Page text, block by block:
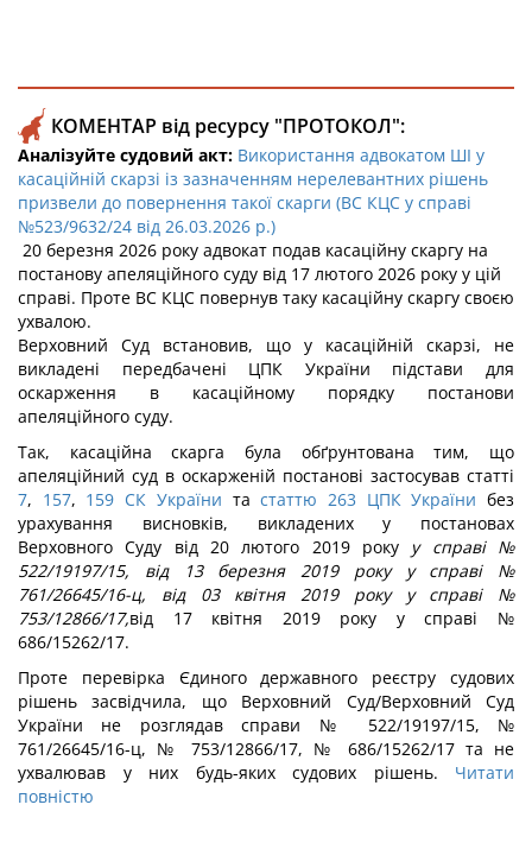
КОМЕНТАР від ресурсу "ПРОТОКОЛ":
Аналізуйте судовий акт: Використання адвокатом ШІ у
касаційній скарзі із зазначенням нерелевантних рішень
призвели до повернення такої скарги (ВС КЦС у справі
№523/9632/24 від 26.03.2026 р.)
20 березня 2026 року адвокат подав касаційну скаргу на
постанову апеляційного суду від 17 лютого 2026 року у цій
справі. Проте ВС КЦС повернув таку касаційну скаргу своєю
ухвалою.
Верховний Суд встановив, що у касаційній скарзі, не
викладені передбачені ЦПК України підстави для
оскарження в касаційному порядку постанови
апеляційного суду.
Так, касаційна скарга була обґрунтована тим, що
апеляційний суд в оскарженій постанові застосував статті
7, 157, 159 СК України тастаттю 263 ЦПК України без
урахування висновків, викладених у постановах
Верховного Суду від 20 лютого 2019 року у справі №
522/19197/15, від 13 березня 2019 року у справі №
761/26645/16-ц, від 03 квітня 2019 року у справі №
753/12866/17,від 17 квітня 2019 року у справі №
686/15262/17.
Проте перевірка Єдиного державного реєстру судових
рішень засвідчила, що Верховний Суд/Верховний Суд
України не розглядав справи № 522/19197/15, №
761/26645/16-ц, № 753/12866/17, № 686/15262/17 та не
ухвалював у них будь-яких судових рішень. Читати
повністю